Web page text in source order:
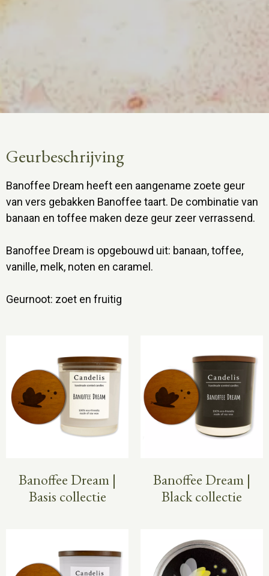
Geurbeschrijving
Banoffee Dream heeft een aangename zoete geur
van vers gebakken Banoffee taart. De combinatie van
banaan en toffee maken deze geur zeer verrassend.
Banoffee Dream is opgebouwd uit: banaan, toffee,
vanille, melk, noten en caramel.
Geurnoot: zoet en fruitig
Banoffee Dream |
Basis collectie
Banoffee Dream |
Black collectie